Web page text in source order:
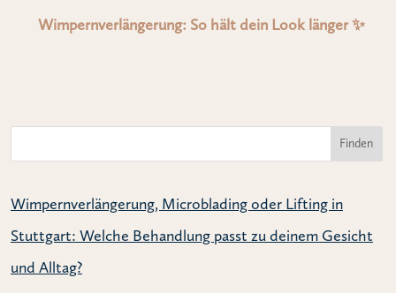
Wimpernverlängerung: So hält dein Look länger ✨
Finden
Wimpernverlängerung, Microblading oder Lifting in
Stuttgart: Welche Behandlung passt zu deinem Gesicht
und Alltag?